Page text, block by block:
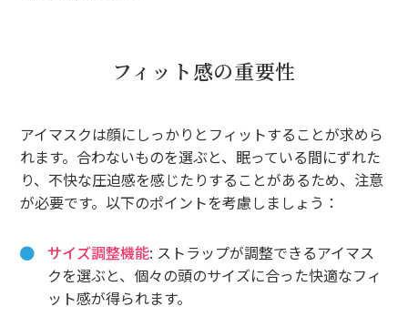
フィット感の重要性
アイマスクは顔にしっかりとフィットすることが求めら
れます。合わないものを選ぶと、眠っている間にずれた
り、不快な圧迫感を感じたりすることがあるため、注意
が必要です。以下のポイントを考慮しましょう：
サイズ調整機能: ストラップが調整できるアイマス
クを選ぶと、個々の頭のサイズに合った快適なフィ
ット感が得られます。